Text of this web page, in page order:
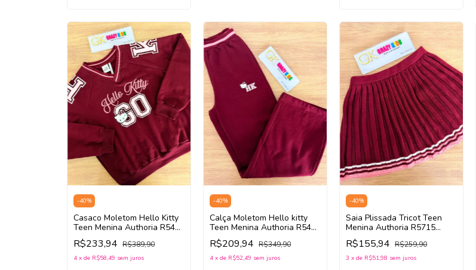
-40%
Casaco Moletom Hello Kitty
Teen Menina Authoria R5455
(Vinho bordô)
R$233,94 R$389,90
4 x de R$58,49 sem juros
-40%
Calça Moletom Hello kitty
Teen Menina Authoria R5472
(Vinho Bordô)
R$209,94 R$349,90
4 x de R$52,49 sem juros
-40%
Saia Plissada Tricot Teen
Menina Authoria R5715
(Vinho Bordô)
R$155,94 R$259,90
3 x de R$51,98 sem juros